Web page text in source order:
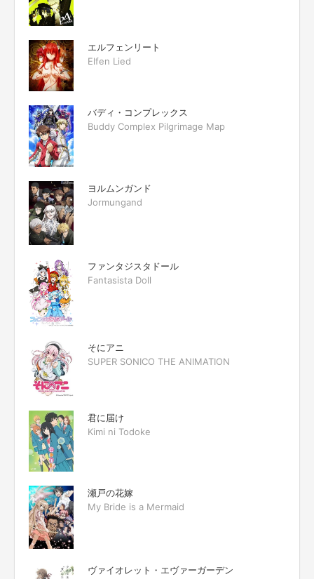
エルフェンリート
Elfen Lied
バディ・コンプレックス
Buddy Complex Pilgrimage Map
ヨルムンガンド
Jormungand
ファンタジスタドール
Fantasista Doll
そにアニ
SUPER SONICO THE ANIMATION
君に届け
Kimi ni Todoke
瀬戸の花嫁
My Bride is a Mermaid
ヴァイオレット・エヴァーガーデン